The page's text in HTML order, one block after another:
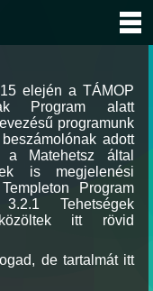
elején a TÁMOP
Program alatt
programunk
adott
Matehetsz által
is megjelenési
Program
Tehetségek
itt rövid
de tartalmát itt